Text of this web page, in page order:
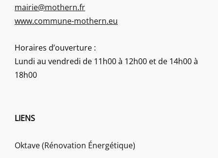
mairie@mothern.fr
www.commune-mothern.eu
Horaires d’ouverture :
Lundi au vendredi de 11h00 à 12h00 et de 14h00 à
18h00
LIENS
Oktave (Rénovation Énergétique)